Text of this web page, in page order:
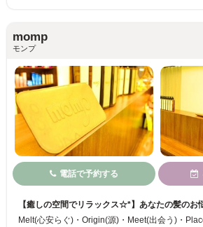
momp
モンプ
電話で予約する
【癒しの空間でリラックス☆*】あなたの髪の